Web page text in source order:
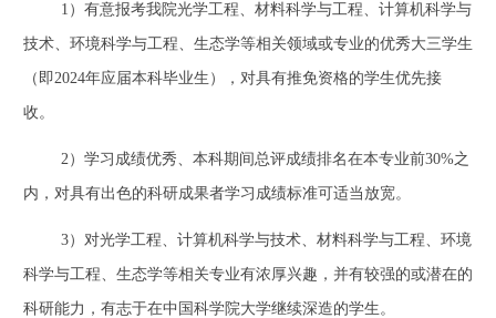
1 ）有意报考我院光学工程、材料科学与工程、计算机科学与
技术、环境科学与工程、生态学等相关领域或专业的优秀大三学生
（即2024年应届本科毕业生），对具有推免资格的学生优先接
收。
2 ）学习成绩优秀、本科期间总评成绩排名在本专业前30%之
内，对具有出色的科研成果者学习成绩标准可适当放宽。
3）对光学工程、计算机科学与技术、材料科学与工程、环境
科学与工程、生态学等相关专业有浓厚兴趣，并有较强的或潜在的
科研能力，有志于在中国科学院大学继续深造的学生。